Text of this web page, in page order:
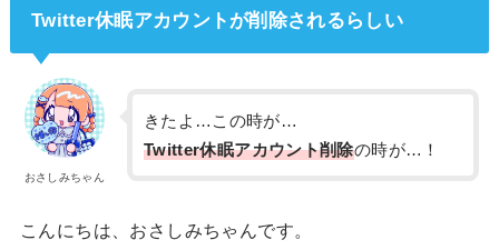
Twitter休眠アカウントが削除されるらしい
おさしみちゃん
きたよ…この時が…
Twitter休眠アカウント削除の時が…！
こんにちは、おさしみちゃんです。